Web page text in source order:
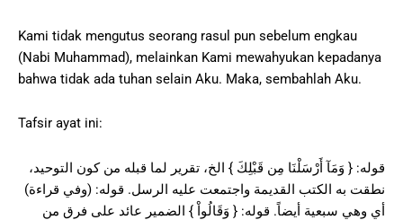
Kami tidak mengutus seorang rasul pun sebelum engkau
(Nabi Muhammad), melainkan Kami mewahyukan kepadanya
bahwa tidak ada tuhan selain Aku. Maka, sembahlah Aku.
Tafsir ayat ini:
قوله: { وَمَآ أَرْسَلْنَا مِن قَبْلِكَ } الخ، تقرير لما قبله من كون التوحيد،
نطقت به الكتب القديمة واجتمعت عليه الرسل. قوله: (وفي قراءة)
أي وهي سبعية أيضاً. قوله: { وَقَالُواْ } الضمير عائد على فرق من